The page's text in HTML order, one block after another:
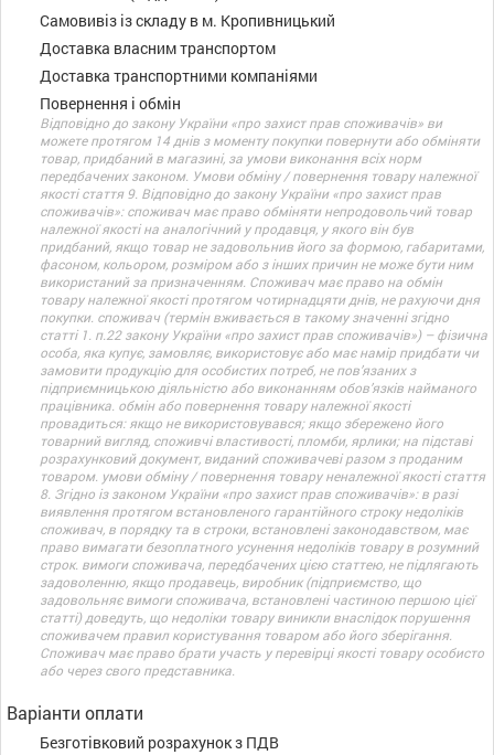
Самовивіз із складу в м. Кропивницький
Доставка власним транспортом
Доставка транспортними компаніями
Повернення і обмін
Відповідно до закону України «про захист прав споживачів» ви
можете протягом 14 днів з моменту покупки повернути або обміняти
товар, придбаний в магазині, за умови виконання всіх норм
передбачених законом. Умови обміну / повернення товару належної
якості стаття 9. Відповідно до закону України «про захист прав
споживачів»: споживач має право обміняти непродовольчий товар
належної якості на аналогічний у продавця, у якого він був
придбаний, якщо товар не задовольнив його за формою, габаритами,
фасоном, кольором, розміром або з інших причин не може бути ним
використаний за призначенням. Споживач має право на обмін
товару належної якості протягом чотирнадцяти днів, не рахуючи дня
покупки. споживач (термін вживається в такому значенні згідно
статті 1. п.22 закону України «про захист прав споживачів») – фізична
особа, яка купує, замовляє, використовує або має намір придбати чи
замовити продукцію для особистих потреб, не пов’язаних з
підприємницькою діяльністю або виконанням обов’язків найманого
працівника. обмін або повернення товару належної якості
провадиться: якщо не використовувався; якщо збережено його
товарний вигляд, споживчі властивості, пломби, ярлики; на підставі
розрахунковий документ, виданий споживачеві разом з проданим
товаром. умови обміну / повернення товару неналежної якості стаття
8. Згідно із законом України «про захист прав споживачів»: в разі
виявлення протягом встановленого гарантійного строку недоліків
споживач, в порядку та в строки, встановлені законодавством, має
право вимагати безоплатного усунення недоліків товару в розумний
строк. вимоги споживача, передбачених цією статтею, не підлягають
задоволенню, якщо продавець, виробник (підприємство, що
задовольняє вимоги споживача, встановлені частиною першою цієї
статті) доведуть, що недоліки товару виникли внаслідок порушення
споживачем правил користування товаром або його зберігання.
Споживач має право брати участь у перевірці якості товару особисто
або через свого представника.
Варіанти оплати
Безготівковий розрахунок з ПДВ